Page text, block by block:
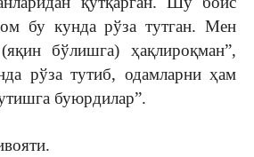
бу кунда рўза тутган. Мен
бўлишга) ҳақлироқман”,
рўза тутиб, одамларни ҳам
буюрдилар”.